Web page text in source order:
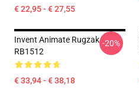
€ 22,95 - € 27,55
Invent Animate Rugzak
RB1512
€ 33,94 - € 38,18
-20%